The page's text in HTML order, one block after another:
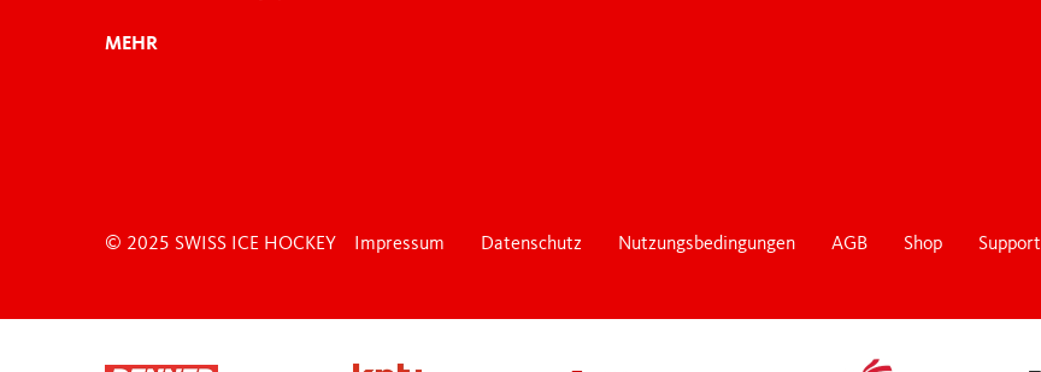
MEHR
© 2025 SWISS ICE HOCKEY Impressum Datenschutz Nutzungsbedingungen AGB Shop Support